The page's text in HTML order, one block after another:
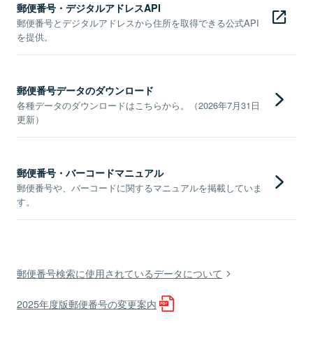
郵便番号・デジタルアドレスAPI
郵便番号とデジタルアドレスから住所を取得できる公式API
を提供。
郵便番号データのダウンロード
各種データのダウンロードはこちらから。（2026年7月31日
更新）
郵便番号・バーコードマニュアル
郵便番号や、バーコードに関するマニュアルを掲載していま
す。
郵便番号検索に使用されているデータについて
2025年度版郵便番号の変更案内